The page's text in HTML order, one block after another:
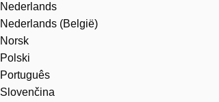
Nederlands
Nederlands (België)
Norsk
Polski
Português
Slovenčina